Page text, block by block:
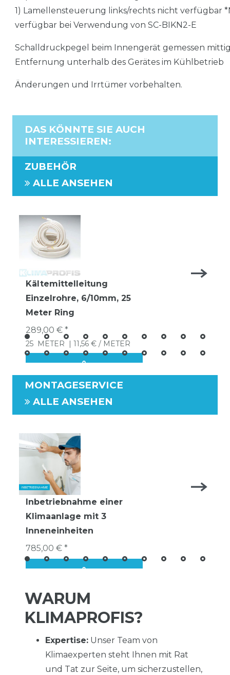
1) Lamellensteuerung links/rechts nicht verfügbar
verfügbar bei Verwendung von SC-BIKN2-E
Schalldruckpegel beim Innengerät gemessen mittig
Entfernung unterhalb des Gerätes im Kühlbetrieb
Änderungen und Irrtümer vorbehalten.
DAS KÖNNTE SIE AUCH
INTERESSIEREN:
ZUBEHÖR
ALLE ANSEHEN
Kältemittelleitung
Einzelrohre, 6/10mm, 25
Meter Ring
289,00 € *
25 METER | 11,56 € / METER
MONTAGESERVICE
ALLE ANSEHEN
Inbetriebnahme einer
Klimaanlage mit 3
Inneneinheiten
785,00 € *
WARUM
KLIMAPROFIS?
Expertise: Unser Team von
Klimaexperten steht Ihnen mit Rat
und Tat zur Seite, um sicherzustellen,